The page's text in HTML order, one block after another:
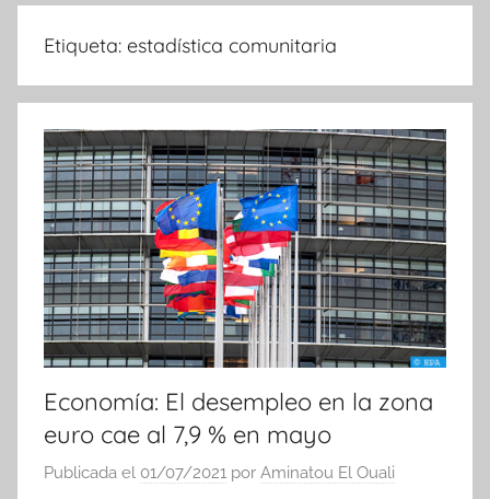
Etiqueta: estadística comunitaria
Economía: El desempleo en la zona
euro cae al 7,9 % en mayo
Publicada el 01/07/2021 por Aminatou El Ouali